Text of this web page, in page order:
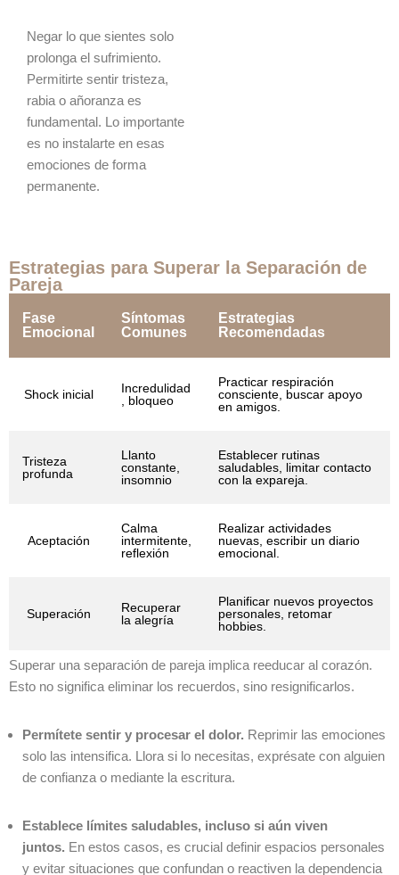
Negar lo que sientes solo
prolonga el sufrimiento.
Permitirte sentir tristeza,
rabia o añoranza es
fundamental. Lo importante
es no instalarte en esas
emociones de forma
permanente.
Estrategias para Superar la Separación de
Pareja
Fase
Emocional
Síntomas
Comunes
Estrategias
Recomendadas
Shock inicial
Incredulidad
, bloqueo
Practicar respiración
consciente, buscar apoyo
en amigos.
Tristeza
profunda
Llanto
constante,
insomnio
Establecer rutinas
saludables, limitar contacto
con la expareja.
Aceptación
Calma
intermitente,
reflexión
Realizar actividades
nuevas, escribir un diario
emocional.
Superación
Recuperar
la alegría
Planificar nuevos proyectos
personales, retomar
hobbies.
Superar una separación de pareja implica reeducar al corazón.
Esto no significa eliminar los recuerdos, sino resignificarlos.
Permítete sentir y procesar el dolor. Reprimir las emociones
solo las intensifica. Llora si lo necesitas, exprésate con alguien
de confianza o mediante la escritura.
Establece límites saludables, incluso si aún viven
juntos. En estos casos, es crucial definir espacios personales
y evitar situaciones que confundan o reactiven la dependencia